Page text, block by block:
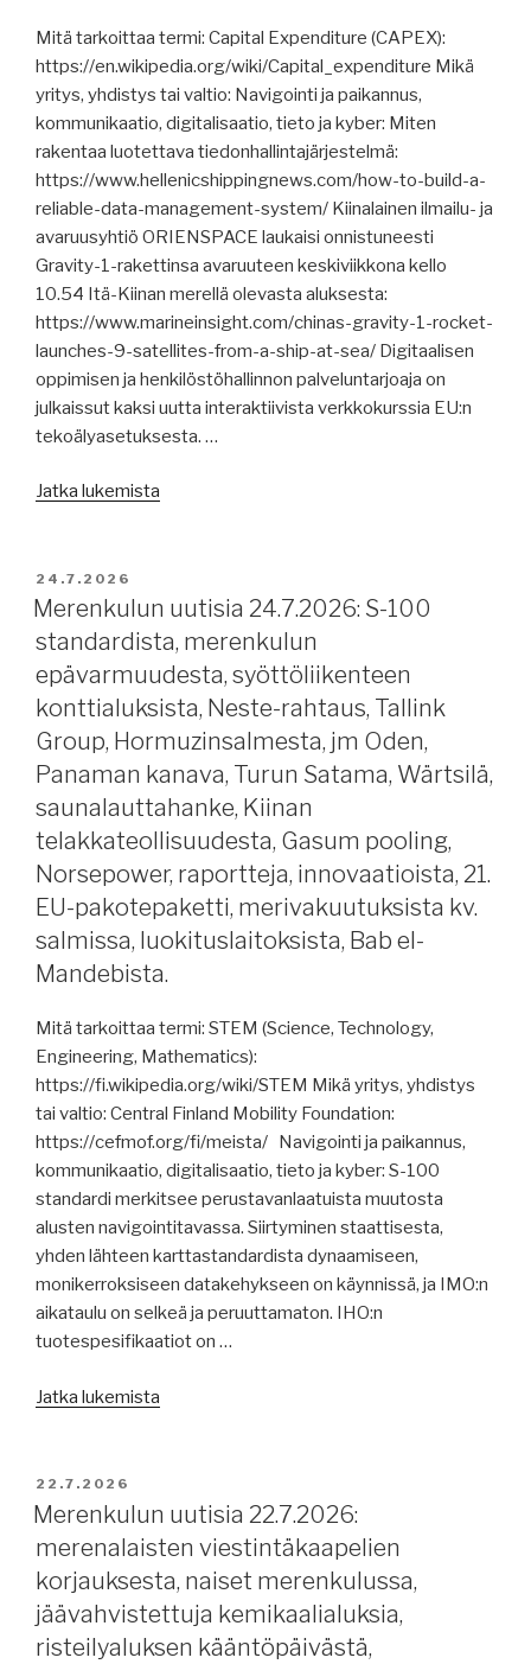
Koillisväylästä,
Helsingin
Länsisatama,
Nesteen
uusiutuvaa
dieseliä,
raportteja,
MASS-
koodista,
intialaisia
romutustelakoita
EU-
listalle.”
Mitä tarkoittaa termi: Capital Expenditure (CAPEX):
https://en.wikipedia.org/wiki/Capital_expenditure Mikä
yritys, yhdistys tai valtio: Navigointi ja paikannus,
kommunikaatio, digitalisaatio, tieto ja kyber: Miten
rakentaa luotettava tiedonhallintajärjestelmä:
https://www.hellenicshippingnews.com/how-to-build-a-
reliable-data-management-system/ Kiinalainen ilmailu- ja
avaruusyhtiö ORIENSPACE laukaisi onnistuneesti
Gravity-1-rakettinsa avaruuteen keskiviikkona kello
10.54 Itä-Kiinan merellä olevasta aluksesta:
https://www.marineinsight.com/chinas-gravity-1-rocket-
launches-9-satellites-from-a-ship-at-sea/ Digitaalisen
oppimisen ja henkilöstöhallinnon palveluntarjoaja on
julkaissut kaksi uutta interaktiivista verkkokurssia EU:n
tekoälyasetuksesta. …
Jatka lukemista
aluskalustosta,
Neste,
sotavaaravakuutuksista
ja
merenkulkijoista
Hormuzinsalmessa,
Lähi-
Itä,
jäänmurtaja
meriteollisuuden
tiivistyminen,
raportteja,
MASS-
EU:n
21.
pakotepaketti
ja
pakotteista
yleisesti,
”Kokki
laivassa”
-
elokuva,
ekologinen
kriisi
salmista,
kaljaasi
Emelia.”
JULKAISTU
24.7.2026
Merenkulun uutisia 24.7.2026: S-100
standardista, merenkulun
epävarmuudesta, syöttöliikenteen
konttialuksista, Neste-rahtaus, Tallink
Group, Hormuzinsalmesta, jm Oden,
Panaman kanava, Turun Satama, Wärtsilä,
saunalauttahanke, Kiinan
telakkateollisuudesta, Gasum pooling,
Norsepower, raportteja, innovaatioista, 21.
EU-pakotepaketti, merivakuutuksista kv.
salmissa, luokituslaitoksista, Bab el-
Mandebista.
Mitä tarkoittaa termi: STEM (Science, Technology,
Engineering, Mathematics):
https://fi.wikipedia.org/wiki/STEM Mikä yritys, yhdistys
tai valtio: Central Finland Mobility Foundation:
https://cefmof.org/fi/meista/ Navigointi ja paikannus,
kommunikaatio, digitalisaatio, tieto ja kyber: S-100
standardi merkitsee perustavanlaatuista muutosta
alusten navigointitavassa. Siirtyminen staattisesta,
yhden lähteen karttastandardista dynaamiseen,
monikerroksiseen datakehykseen on käynnissä, ja IMO:n
aikataulu on selkeä ja peruuttamaton. IHO:n
tuotespesifikaatiot on …
Jatka lukemista
100
standardista,
merenkulun
epävarmuudesta,
syöttöliikenteen
konttialuksista,
JULKAISTU
22.7.2026
Merenkulun uutisia 22.7.2026:
merenalaisten viestintäkaapelien
korjauksesta, naiset merenkulussa,
jäävahvistettuja kemikaalialuksia,
risteilyaluksen kääntöpäivästä,